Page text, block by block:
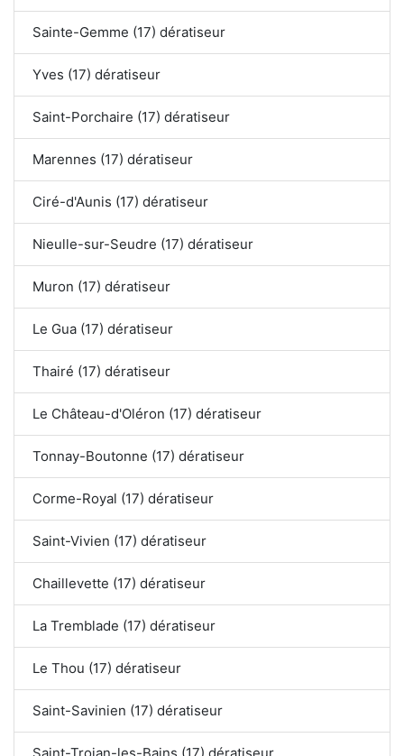
Sainte-Gemme (17) dératiseur
Yves (17) dératiseur
Saint-Porchaire (17) dératiseur
Marennes (17) dératiseur
Ciré-d'Aunis (17) dératiseur
Nieulle-sur-Seudre (17) dératiseur
Muron (17) dératiseur
Le Gua (17) dératiseur
Thairé (17) dératiseur
Le Château-d'Oléron (17) dératiseur
Tonnay-Boutonne (17) dératiseur
Corme-Royal (17) dératiseur
Saint-Vivien (17) dératiseur
Chaillevette (17) dératiseur
La Tremblade (17) dératiseur
Le Thou (17) dératiseur
Saint-Savinien (17) dératiseur